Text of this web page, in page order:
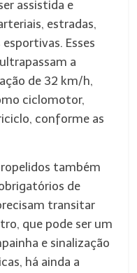
assistida e
estradas,
Esses
a
de 32 km/h,
ciclomotor,
conforme as
também
de
transitar
que pode ser um
e sinalização
há ainda a